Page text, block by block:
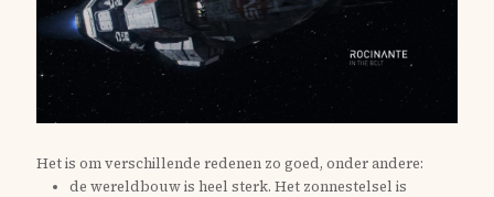
Het is om verschillende redenen zo goed, onder andere:
de wereldbouw is heel sterk. Het zonnestelsel is